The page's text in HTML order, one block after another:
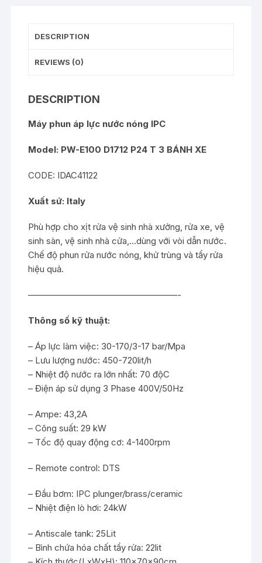
DESCRIPTION
REVIEWS (0)
DESCRIPTION
Máy phun áp lực nước nóng IPC
Model: PW-E100 D1712 P24 T 3 BÁNH XE
CODE: IDAC41122
Xuất sứ: Italy
Phù hợp cho xịt rửa vệ sinh nhà xưởng, rửa xe, vệ
sinh sàn, vệ sinh nhà cửa,…dùng với vòi dẫn nước.
Chế độ phun rửa nước nóng, khử trùng và tẩy rửa
hiệu quả.
—————————————————-
Thông số kỹ thuật:
– Áp lực làm việc: 30-170/3-17 bar/Mpa
– Lưu lượng nước: 450-720lit/h
– Nhiệt độ nước ra lớn nhất: 70 độC
– Điện áp sử dụng 3 Phase 400V/50Hz
– Ampe: 43,2A
– Công suất: 29 kW
– Tốc độ quay động cơ: 4-1400rpm
– Remote control: DTS
– Đầu bơm: IPC plunger/brass/ceramic
– Nhiệt điện lò hơi: 24kW
– Antiscale tank: 25Lit
– Bình chứa hóa chất tẩy rửa: 22lit